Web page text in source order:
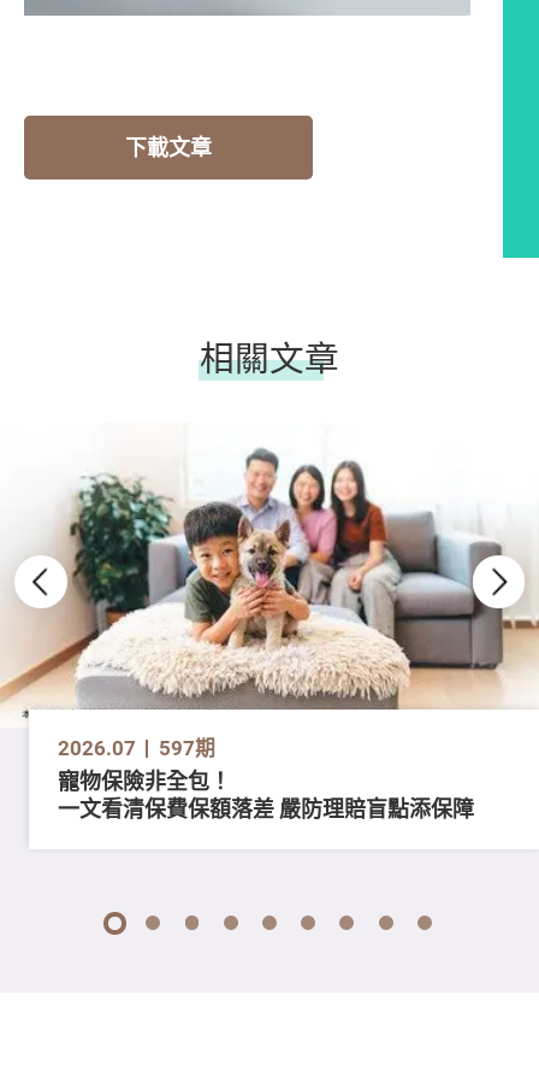
下載文章
相關文章
2026.07 597期
寵物保險非全包！
一文看清保費保額落差 嚴防理賠盲點添保障
1 2 3 4 5 6 7 8 9